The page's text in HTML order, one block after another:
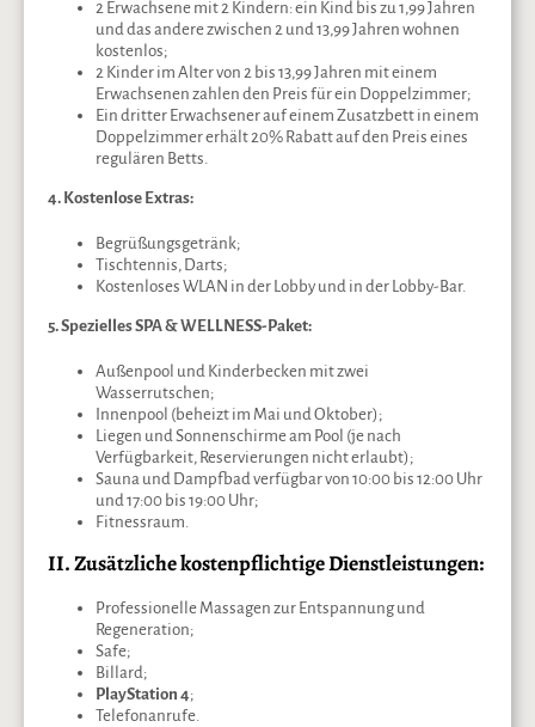
2 Erwachsene mit 2 Kindern: ein Kind bis zu 1,99 Jahren
und das andere zwischen 2 und 13,99 Jahren wohnen
kostenlos;
2 Kinder im Alter von 2 bis 13,99 Jahren mit einem
Erwachsenen zahlen den Preis für ein Doppelzimmer;
Ein dritter Erwachsener auf einem Zusatzbett in einem
Doppelzimmer erhält 20% Rabatt auf den Preis eines
regulären Betts.
4. Kostenlose Extras:
Begrüßungsgetränk;
Tischtennis, Darts;
Kostenloses WLAN in der Lobby und in der Lobby-Bar.
5. Spezielles SPA & WELLNESS-Paket:
Außenpool und Kinderbecken mit zwei
Wasserrutschen;
Innenpool (beheizt im Mai und Oktober);
Liegen und Sonnenschirme am Pool (je nach
Verfügbarkeit, Reservierungen nicht erlaubt);
Sauna und Dampfbad verfügbar von 10:00 bis 12:00 Uhr
und 17:00 bis 19:00 Uhr;
Fitnessraum.
II. Zusätzliche kostenpflichtige Dienstleistungen:
Professionelle Massagen zur Entspannung und
Regeneration;
Safe;
Billard;
PlayStation 4;
Telefonanrufe.